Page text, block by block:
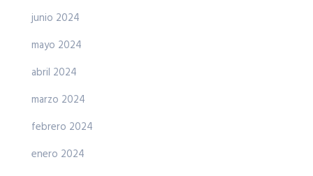
junio 2024
mayo 2024
abril 2024
marzo 2024
febrero 2024
enero 2024